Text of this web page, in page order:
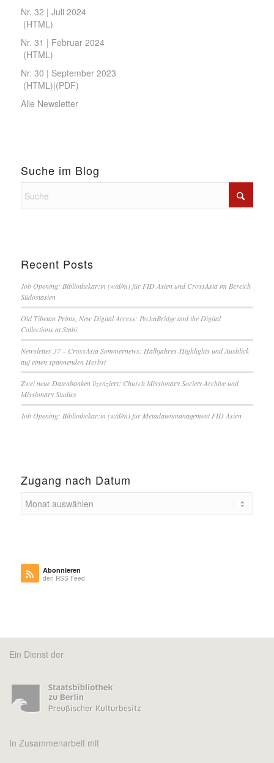
Nr. 32 | Juli 2024
(HTML )
Nr. 31 | Februar 2024
(HTML )
Nr. 30 | September 2023
(HTML )|(PDF)
Alle Newsletter
Suche im Blog
Recent Posts
Job Opening: Bibliothekar:in (w/d/m) für FID Asien und CrossAsia im Bereich
Südostasien
Old Tibetan Prints, New Digital Access: PechaBridge and the Digital
Collections at Stabi
Newsletter 37 – CrossAsia Sommernews: Halbjahres-Highlights und Ausblick
auf einen spannenden Herbst
Zwei neue Datenbanken lizenziert: Church Missionary Society Archive und
Missionary Studies
Job Opening: Bibliothekar:in (w/d/m) für Metadatenmanagement FID Asien
Zugang nach Datum
Abonnieren
den RSS Feed
Ein Dienst der
In Zusammenarbeit mit